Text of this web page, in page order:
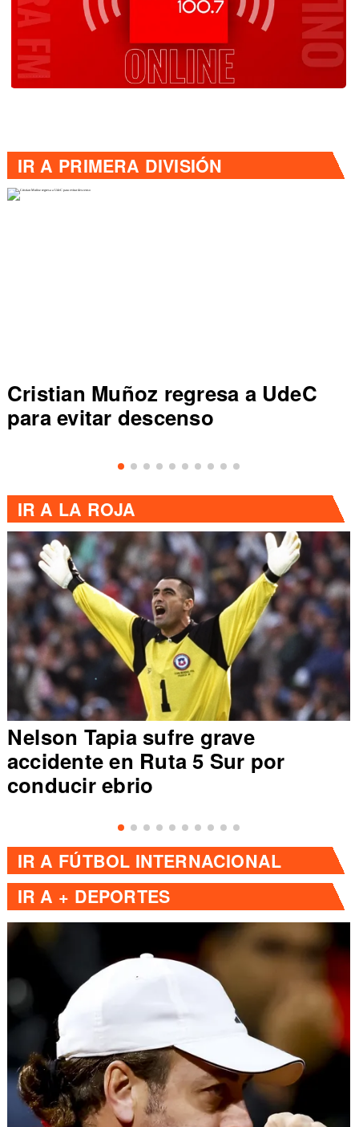
IR A PRIMERA DIVISIÓN
Cristian Muñoz regresa a UdeC
para evitar descenso
IR A LA ROJA
Nelson Tapia sufre grave
accidente en Ruta 5 Sur por
conducir ebrio
IR A FÚTBOL INTERNACIONAL
IR A + DEPORTES